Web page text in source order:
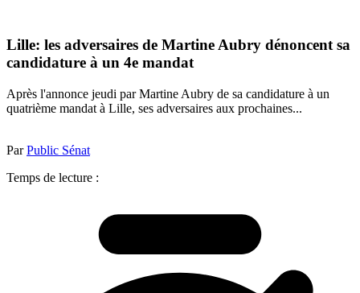
Lille: les adversaires de Martine Aubry dénoncent sa
candidature à un 4e mandat
Après l'annonce jeudi par Martine Aubry de sa candidature à un
quatrième mandat à Lille, ses adversaires aux prochaines...
ParPublic Sénat
Temps de lecture :